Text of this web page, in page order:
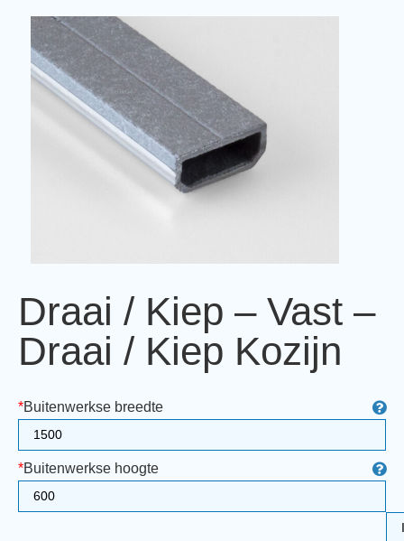
Draai / Kiep – Vast –
Draai / Kiep Kozijn
*Buitenwerkse breedte
*Buitenwerkse hoogte